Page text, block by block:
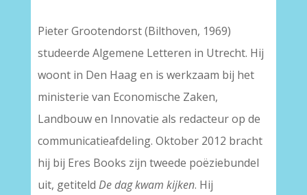
Pieter Grootendorst (Bilthoven, 1969)
studeerde Algemene Letteren in Utrecht. Hij
woont in Den Haag en is werkzaam bij het
ministerie van Economische Zaken,
Landbouw en Innovatie als redacteur op de
communicatieafdeling. Oktober 2012 bracht
hij bij Eres Books zijn tweede poëziebundel
uit, getiteld De dag kwam kijken. Hij